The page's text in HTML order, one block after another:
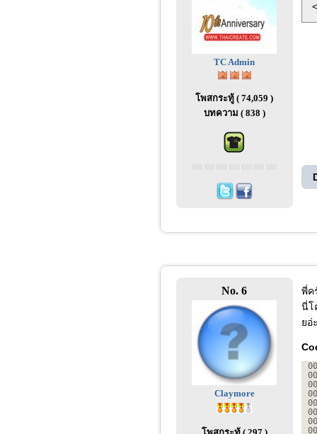
TC Admin
โพสกระทู้ ( 74,059 )
บทความ ( 838 )
No. 6
Claymore
พี่ค
นี่โ
ยอ่